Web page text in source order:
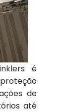
é
de
até